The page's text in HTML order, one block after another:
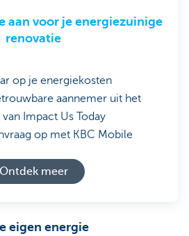
aan voor je energiezuinige
renovatie
op je energiekosten
aannemer uit het
Impact Us Today
op met KBC Mobile
Ontdek meer
eigen energie